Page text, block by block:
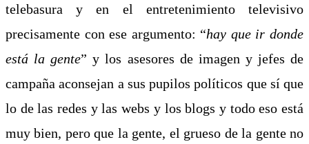
telebasura y en el entretenimiento televisivo
precisamente con ese argumento: “hay que ir donde
está la gente” y los asesores de imagen y jefes de
campaña aconsejan a sus pupilos políticos que sí que
lo de las redes y las webs y los blogs y todo eso está
muy bien, pero que la gente, el grueso de la gente no